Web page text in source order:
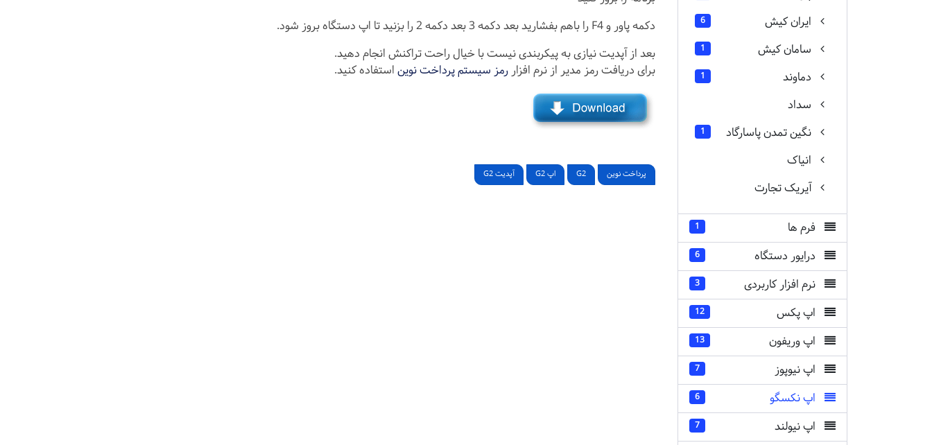
ایران کیش 6
سامان کیش 1
دماوند 1
سداد
نگین تمدن پاسارگاد
1
انیاک
آیریک تجارت
فرم ها 1
درایور دستگاه 6
نرم افزار کاربردی 3
اپ پکس 12
اپ وریفون 13
اپ نیوپوز 7
اپ نکسگو 6
اپ نیولند 7
دکمه پاور و F4 را باهم بفشارید بعد دکمه 3 بعد دکمه 2 را بزنید تا اپ دستگاه بروز شود.
بعد از آپدیت نیازی به پیکربندی نیست با خیال راحت تراکنش انجام دهید.
برای دریافت رمز مدیر از نرم افزار رمز سیستم پرداخت نویناستفاده کنید.
پرداخت نوین G2 اپ G2 آپدیت G2